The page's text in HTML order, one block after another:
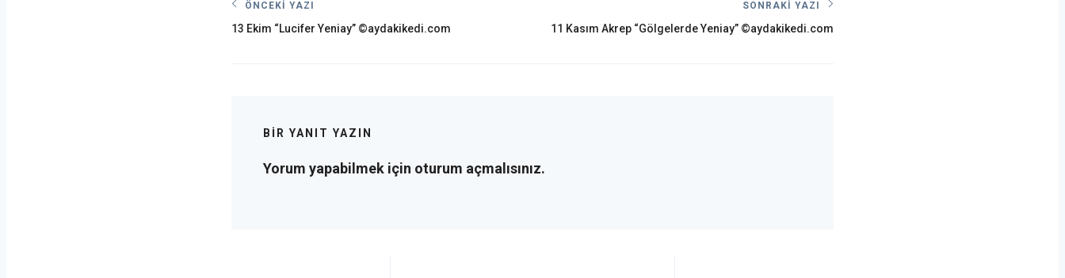
Yazı
gezinmesi
ÖNCEKI YAZI
Önceki
13 Ekim “Lucifer Yeniay” ©aydakikedi.com
SONRAKI YAZI
Sonraki
11 Kasım Akrep “Gölgelerde Yeniay” ©aydakikedi.com
BIR YANIT YAZIN
Yorum yapabilmek için oturum açmalısınız.